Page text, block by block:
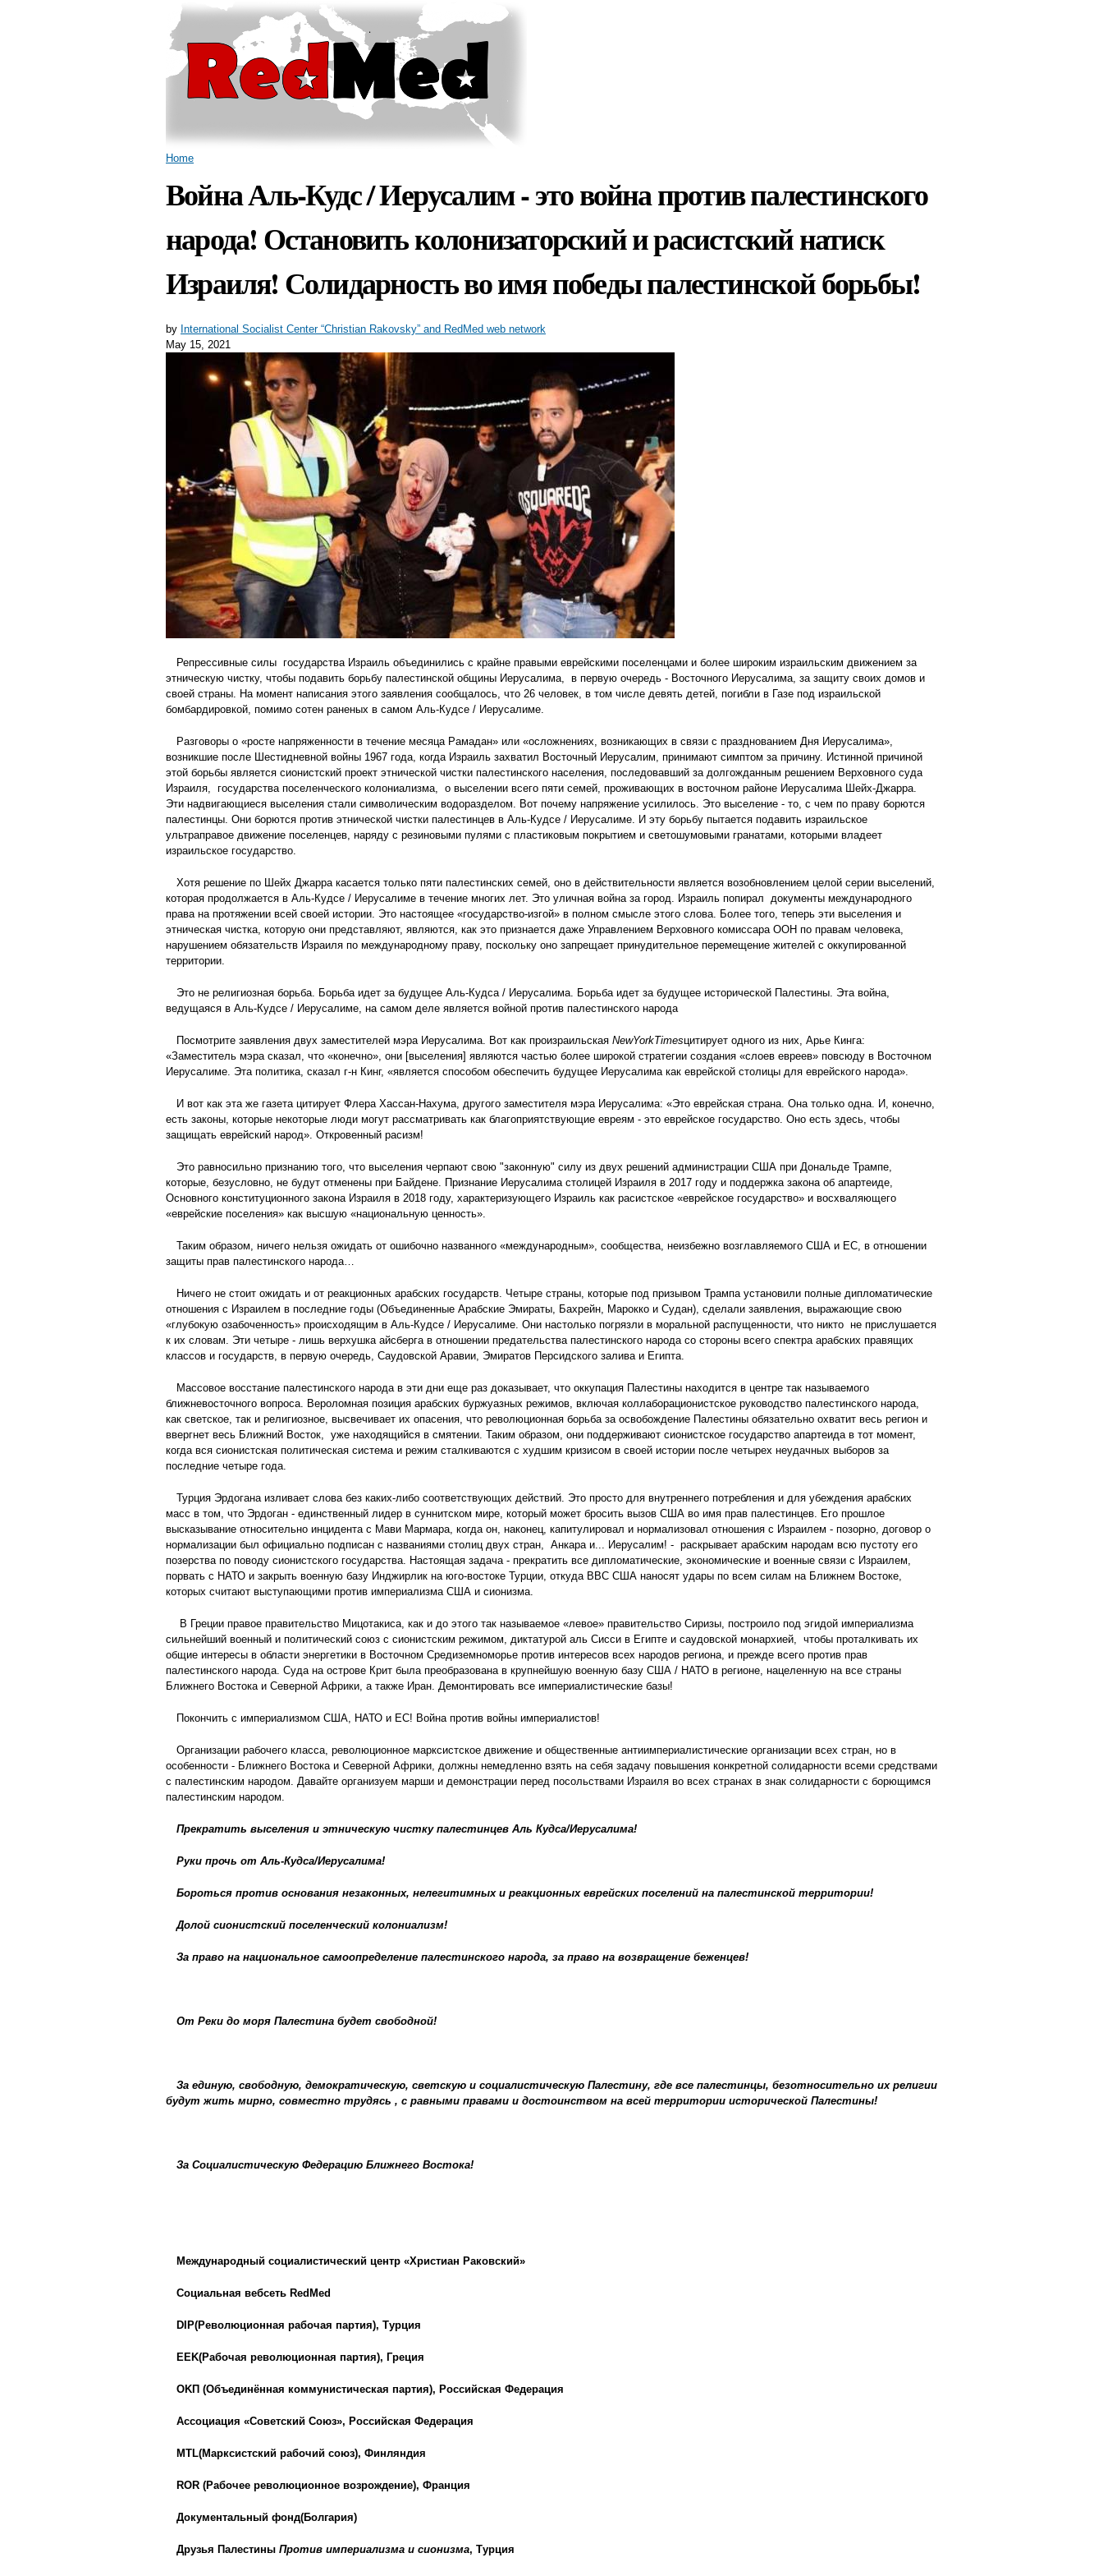
Skip to
You are here
Home
Война Аль-Кудс / Иерусалим - это война против палестинского
народа! Остановить колонизаторский и расистский натиск
Израиля! Солидарность во имя победы палестинской борьбы!
by International Socialist Center “Christian Rakovsky” and RedMed web network
May 15, 2021
Репрессивные силы государства Израиль объединились с крайне правыми еврейскими поселенцами и более широким израильским движением за
этническую чистку, чтобы подавить борьбу палестинской общины Иерусалима, в первую очередь - Восточного Иерусалима, за защиту своих домов и
своей страны. На момент написания этого заявления сообщалось, что 26 человек, в том числе девять детей, погибли в Газе под израильской
бомбардировкой, помимо сотен раненых в самом Аль-Кудсе / Иерусалиме.
Разговоры о «росте напряженности в течение месяца Рамадан» или «осложнениях, возникающих в связи с празднованием Дня Иерусалима»,
возникшие после Шестидневной войны 1967 года, когда Израиль захватил Восточный Иерусалим, принимают симптом за причину. Истинной причиной
этой борьбы является сионистский проект этнической чистки палестинского населения, последовавший за долгожданным решением Верховного суда
Израиля, государства поселенческого колониализма, о выселении всего пяти семей, проживающих в восточном районе Иерусалима Шейх-Джарра.
Эти надвигающиеся выселения стали символическим водоразделом. Вот почему напряжение усилилось. Это выселение - то, с чем по праву борются
палестинцы. Они борются против этнической чистки палестинцев в Аль-Кудсе / Иерусалиме. И эту борьбу пытается подавить израильское
ультраправое движение поселенцев, наряду с резиновыми пулями с пластиковым покрытием и светошумовыми гранатами, которыми владеет
израильское государство.
Хотя решение по Шейх Джарра касается только пяти палестинских семей, оно в действительности является возобновлением целой серии выселений,
которая продолжается в Аль-Кудсе / Иерусалиме в течение многих лет. Это уличная война за город. Израиль попирал документы международного
права на протяжении всей своей истории. Это настоящее «государство-изгой» в полном смысле этого слова. Более того, теперь эти выселения и
этническая чистка, которую они представляют, являются, как это признается даже Управлением Верховного комиссара ООН по правам человека,
нарушением обязательств Израиля по международному праву, поскольку оно запрещает принудительное перемещение жителей с оккупированной
территории.
Это не религиозная борьба. Борьба идет за будущее Аль-Кудса / Иерусалима. Борьба идет за будущее исторической Палестины. Эта война,
ведущаяся в Аль-Кудсе / Иерусалиме, на самом деле является войной против палестинского народа
Посмотрите заявления двух заместителей мэра Иерусалима. Вот как произраильская NewYorkTimesцитирует одного из них, Арье Кинга:
«Заместитель мэра сказал, что «конечно», они [выселения] являются частью более широкой стратегии создания «слоев евреев» повсюду в Восточном
Иерусалиме. Эта политика, сказал г-н Кинг, «является способом обеспечить будущее Иерусалима как еврейской столицы для еврейского народа».
И вот как эта же газета цитирует Флера Хассан-Нахума, другого заместителя мэра Иерусалима: «Это еврейская страна. Она только одна. И, конечно,
есть законы, которые некоторые люди могут рассматривать как благоприятствующие евреям - это еврейское государство. Оно есть здесь, чтобы
защищать еврейский народ». Откровенный расизм!
Это равносильно признанию того, что выселения черпают свою "законную" силу из двух решений администрации США при Дональде Трампе,
которые, безусловно, не будут отменены при Байдене. Признание Иерусалима столицей Израиля в 2017 году и поддержка закона об апартеиде,
Основного конституционного закона Израиля в 2018 году, характеризующего Израиль как расистское «еврейское государство» и восхваляющего
«еврейские поселения» как высшую «национальную ценность».
Таким образом, ничего нельзя ожидать от ошибочно названного «международным», сообщества, неизбежно возглавляемого США и ЕС, в отношении
защиты прав палестинского народа…
Ничего не стоит ожидать и от реакционных арабских государств. Четыре страны, которые под призывом Трампа установили полные дипломатические
отношения с Израилем в последние годы (Объединенные Арабские Эмираты, Бахрейн, Марокко и Судан), сделали заявления, выражающие свою
«глубокую озабоченность» происходящим в Аль-Кудсе / Иерусалиме. Они настолько погрязли в моральной распущенности, что никто не прислушается
к их словам. Эти четыре - лишь верхушка айсберга в отношении предательства палестинского народа со стороны всего спектра арабских правящих
классов и государств, в первую очередь, Саудовской Аравии, Эмиратов Персидского залива и Египта.
Массовое восстание палестинского народа в эти дни еще раз доказывает, что оккупация Палестины находится в центре так называемого
ближневосточного вопроса. Вероломная позиция арабских буржуазных режимов, включая коллаборационистское руководство палестинского народа,
как светское, так и религиозное, высвечивает их опасения, что революционная борьба за освобождение Палестины обязательно охватит весь регион и
ввергнет весь Ближний Восток, уже находящийся в смятении. Таким образом, они поддерживают сионистское государство апартеида в тот момент,
когда вся сионистская политическая система и режим сталкиваются с худшим кризисом в своей истории после четырех неудачных выборов за
последние четыре года.
Турция Эрдогана изливает слова без каких-либо соответствующих действий. Это просто для внутреннего потребления и для убеждения арабских
масс в том, что Эрдоган - единственный лидер в суннитском мире, который может бросить вызов США во имя прав палестинцев. Его прошлое
высказывание относительно инцидента с Мави Мармара, когда он, наконец, капитулировал и нормализовал отношения с Израилем - позорно, договор о
нормализации был официально подписан с названиями столиц двух стран, Анкара и... Иерусалим! - раскрывает арабским народам всю пустоту его
позерства по поводу сионистского государства. Настоящая задача - прекратить все дипломатические, экономические и военные связи с Израилем,
порвать с НАТО и закрыть военную базу Инджирлик на юго-востоке Турции, откуда ВВС США наносят удары по всем силам на Ближнем Востоке,
которых считают выступающими против империализма США и сионизма.
В Греции правое правительство Мицотакиса, как и до этого так называемое «левое» правительство Сиризы, построило под эгидой империализма
сильнейший военный и политический союз с сионистским режимом, диктатурой аль Сисси в Египте и саудовской монархией, чтобы проталкивать их
общие интересы в области энергетики в Восточном Средиземноморье против интересов всех народов региона, и прежде всего против прав
палестинского народа. Суда на острове Крит была преобразована в крупнейшую военную базу США / НАТО в регионе, нацеленную на все страны
Ближнего Востока и Северной Африки, а также Иран. Демонтировать все империалистические базы!
Покончить с империализмом США, НАТО и ЕС! Война против войны империалистов!
Организации рабочего класса, революционное марксистское движение и общественные антиимпериалистические организации всех стран, но в
особенности - Ближнего Востока и Северной Африки, должны немедленно взять на себя задачу повышения конкретной солидарности всеми средствами
с палестинским народом. Давайте организуем марши и демонстрации перед посольствами Израиля во всех странах в знак солидарности с борющимся
палестинским народом.
Прекратить выселения и этническую чистку палестинцев Аль Кудса/Иерусалима!
Руки прочь от Аль-Кудса/Иерусалима!
Бороться против основания незаконных, нелегитимных и реакционных еврейских поселений на палестинской территории!
Долой сионистский поселенческий колониализм!
За право на национальное самоопределение палестинского народа, за право на возвращение беженцев!
От Реки до моря Палестина будет свободной!
За единую, свободную, демократическую, светскую и социалистическую Палестину, где все палестинцы, безотносительно их религии
будут жить мирно, совместно трудясь , с равными правами и достоинством на всей территории исторической Палестины!
За Социалистическую Федерацию Ближнего Востока!
Международный социалистический центр «Христиан Раковский»
Социальная вебсеть RedMed
DIP(Революционная рабочая партия), Турция
EEK(Рабочая революционная партия), Греция
OKП (Объединённая коммунистическая партия), Российская Федерация
Ассоциация «Советский Союз», Российская Федерация
MTL(Марксистский рабочий союз), Финляндия
ROR (Рабочее революционное возрождение), Франция
Документальный фонд(Болгария)
Друзья Палестины Против империализма и сионизма, Турция